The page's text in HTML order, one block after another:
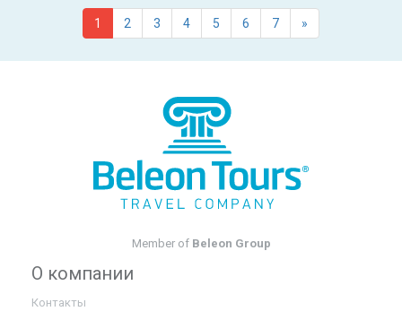
1 2 3 4 5 6 7 »
Member of Beleon Group
О компании
Контакты